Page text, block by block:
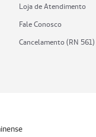
Loja de Atendimento
Fale Conosco
Cancelamento (RN 561)